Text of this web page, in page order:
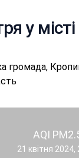
у місті
громада,
AQI
21 квітня 2024,